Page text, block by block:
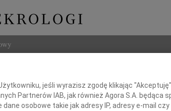
jeśli wyrazisz zgodę klikając
Partnerów IAB, jak również Agora S.A. będąca
osobowe takie jak adresy IP, adresy e-mail